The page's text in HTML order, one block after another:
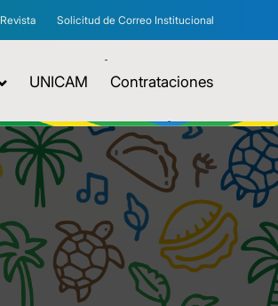
Revista Solicitud de Correo Institucional
UNICAM Contrataciones